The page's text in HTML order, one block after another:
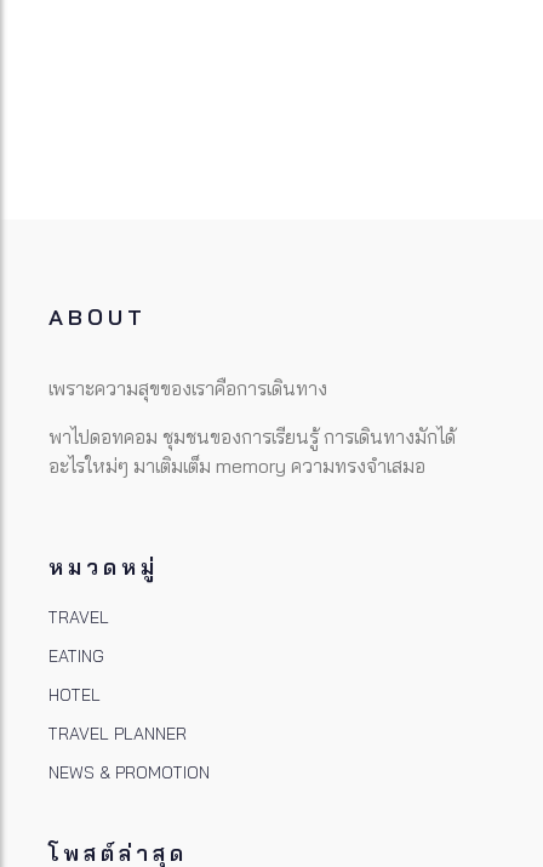
ABOUT
เพราะความสุขของเราคือการเดินทาง
พาไปดอทคอม ชุมชนของการเรียนรู้ การเดินทางมักได้
อะไรใหม่ๆ มาเติมเต็ม memory ความทรงจำเสมอ
หมวดหมู่
TRAVEL
EATING
HOTEL
TRAVEL PLANNER
NEWS & PROMOTION
โพสต์ล่าสุด